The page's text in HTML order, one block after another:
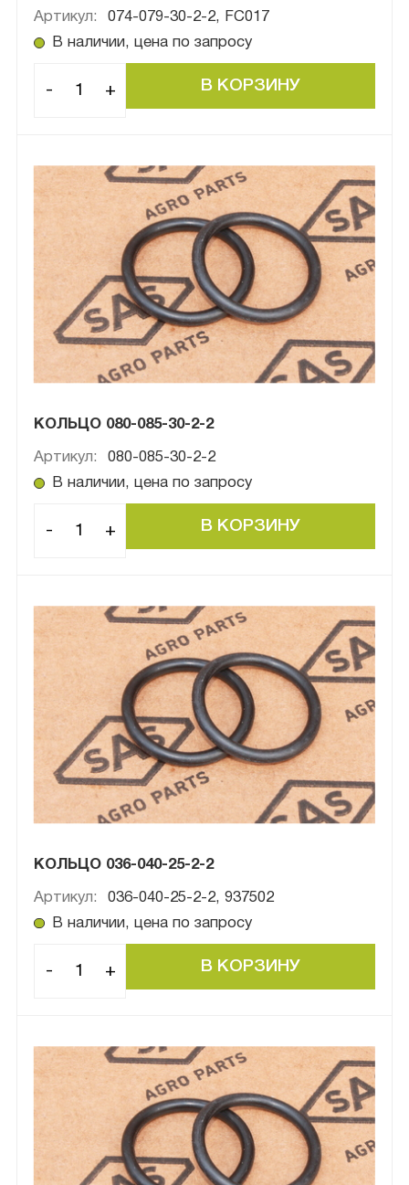
Артикул:
074-079-30-2-2, FC017
В наличии, цена по запросу
- +
КОЛЬЦО 080-085-30-2-2
Артикул:
080-085-30-2-2
В наличии, цена по запросу
- +
КОЛЬЦО 036-040-25-2-2
Артикул:
036-040-25-2-2, 937502
В наличии, цена по запросу
- +